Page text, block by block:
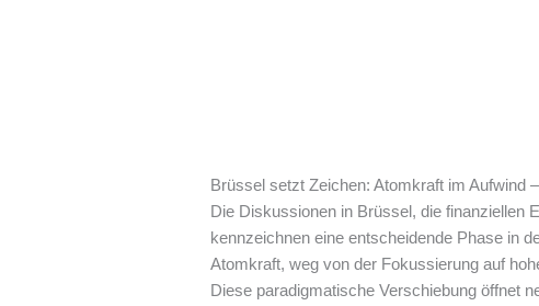
Brüssel setzt Zeichen: Atomkraft im Aufwind
Die Diskussionen in Brüssel, die finanziellen
kennzeichnen eine entscheidende Phase in
Atomkraft, weg von der Fokussierung auf
Diese paradigmatische Verschiebung öffnet